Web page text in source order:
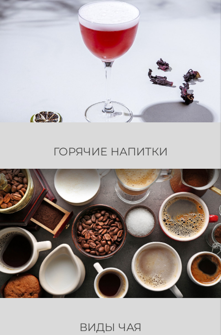
ГОРЯЧИЕ НАПИТКИ
ВИДЫ ЧАЯ